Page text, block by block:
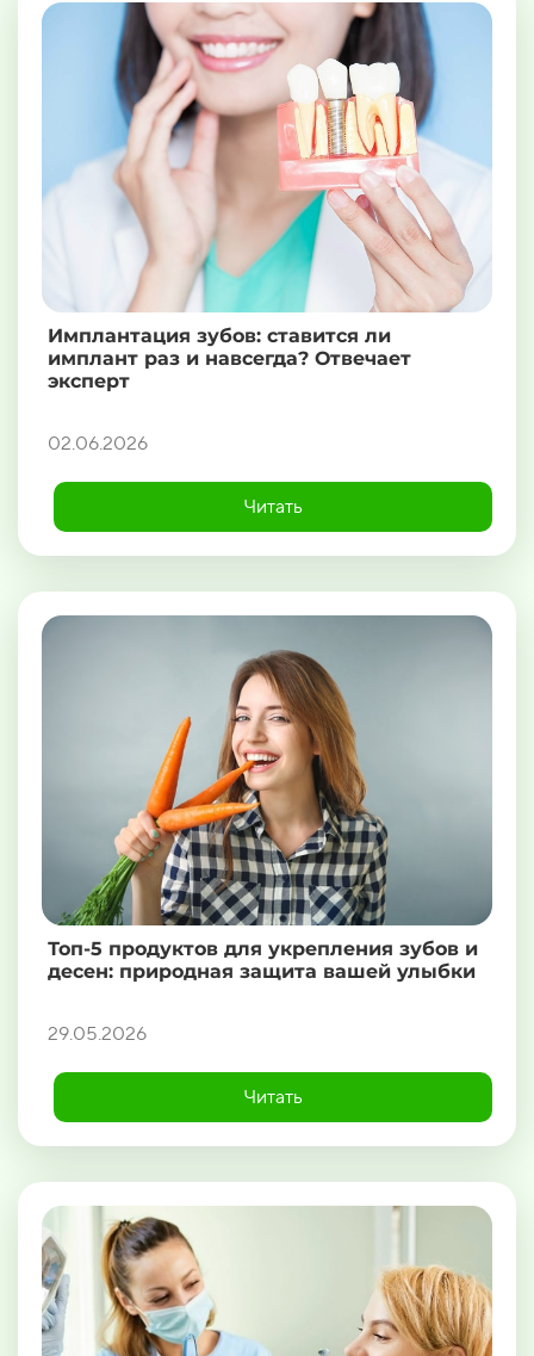
Имплантация зубов: ставится ли
имплант раз и навсегда? Отвечает
эксперт
02.06.2026
Читать
Топ-5 продуктов для укрепления зубов и
десен: природная защита вашей улыбки
29.05.2026
Читать